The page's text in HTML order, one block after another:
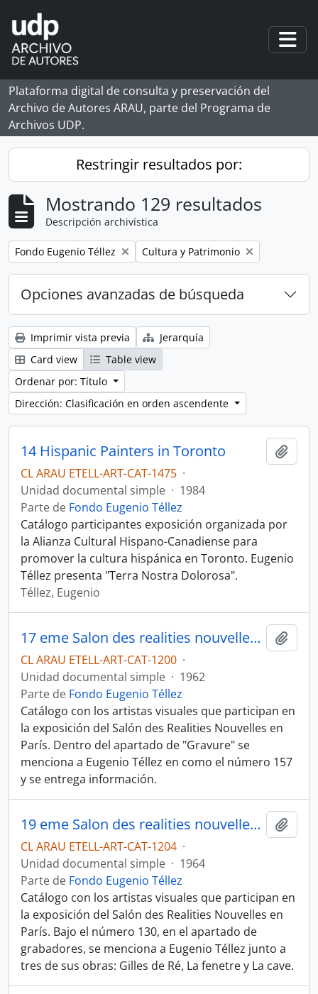
Skip to main content
Plataforma digital de consulta y preservación del
Archivo de Autores ARAU, parte del Programa de
Archivos UDP.
Restringir resultados por:
Mostrando 129 resultados
Descripción archivística
Remove filter:
Fondo Eugenio Téllez Remove filter:
Cultura y Patrimonio
Opciones avanzadas de búsqueda
Imprimir vista previa
Jerarquía
Card view
Table view
Ordenar por: Título
Dirección: Clasificación en orden ascendente
14 Hispanic Painters in Toronto
CL ARAU ETELL-ART-CAT-1475 ·
Unidad documental simple · 1984
Parte de Fondo Eugenio Téllez
Catálogo participantes exposición organizada por
la Alianza Cultural Hispano-Canadiense para
promover la cultura hispánica en Toronto. Eugenio
Téllez presenta "Terra Nostra Dolorosa".
Téllez, Eugenio
17 eme Salon des realities nouvelles du 7 au 29 avril 1962
CL ARAU ETELL-ART-CAT-1200 ·
Unidad documental simple · 1962
Parte de Fondo Eugenio Téllez
Catálogo con los artistas visuales que participan en
la exposición del Salón des Realities Nouvelles en
París. Dentro del apartado de "Gravure" se
menciona a Eugenio Téllez en como el número 157
y se entrega información.
19 eme Salon des realities nouvelles du It frevrier au Ier mars 1964
CL ARAU ETELL-ART-CAT-1204 ·
Unidad documental simple · 1964
Parte de Fondo Eugenio Téllez
Catálogo con los artistas visuales que participan en
la exposición del Salón des Realities Nouvelles en
París. Bajo el número 130, en el apartado de
grabadores, se menciona a Eugenio Téllez junto a
tres de sus obras: Gilles de Ré, La fenetre y La cave.